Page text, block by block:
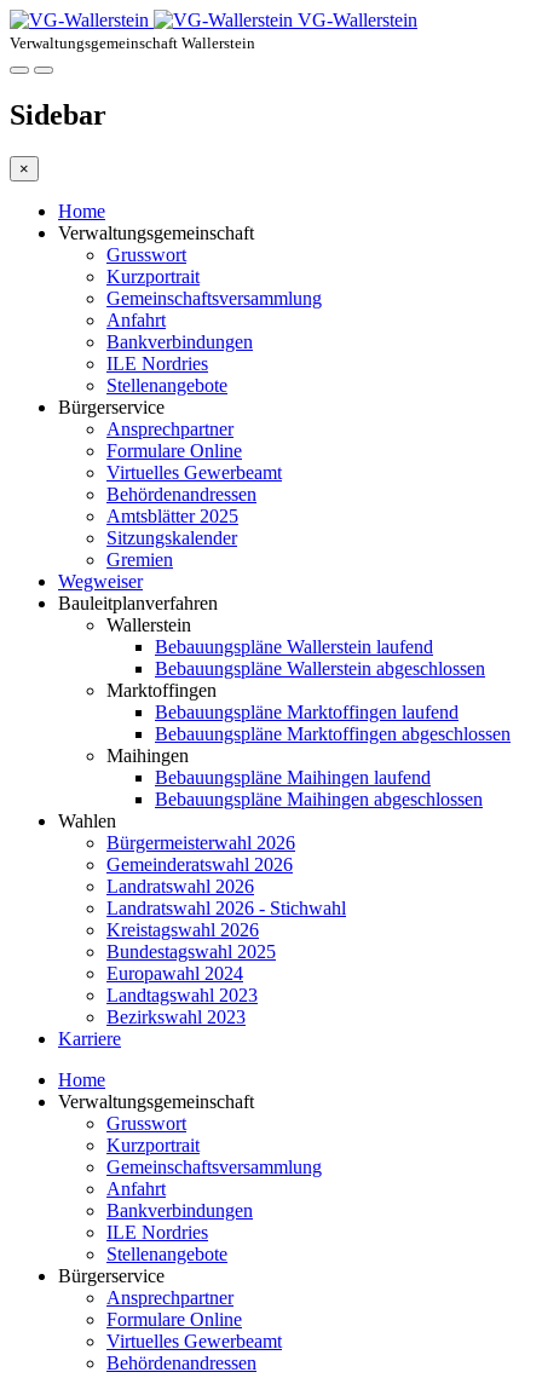
VG-Wallerstein
Verwaltungsgemeinschaft Wallerstein
Sidebar
×
Home
Verwaltungsgemeinschaft
Grusswort
Kurzportrait
Gemeinschaftsversammlung
Anfahrt
Bankverbindungen
ILE Nordries
Stellenangebote
Bürgerservice
Ansprechpartner
Formulare Online
Virtuelles Gewerbeamt
Behördenandressen
Amtsblätter 2025
Sitzungskalender
Gremien
Wegweiser
Bauleitplanverfahren
Wallerstein
Bebauungspläne Wallerstein laufend
Bebauungspläne Wallerstein abgeschlossen
Marktoffingen
Bebauungspläne Marktoffingen laufend
Bebauungspläne Marktoffingen abgeschlossen
Maihingen
Bebauungspläne Maihingen laufend
Bebauungspläne Maihingen abgeschlossen
Wahlen
Bürgermeisterwahl 2026
Gemeinderatswahl 2026
Landratswahl 2026
Landratswahl 2026 - Stichwahl
Kreistagswahl 2026
Bundestagswahl 2025
Europawahl 2024
Landtagswahl 2023
Bezirkswahl 2023
Karriere
Home
Verwaltungsgemeinschaft
Grusswort
Kurzportrait
Gemeinschaftsversammlung
Anfahrt
Bankverbindungen
ILE Nordries
Stellenangebote
Bürgerservice
Ansprechpartner
Formulare Online
Virtuelles Gewerbeamt
Behördenandressen